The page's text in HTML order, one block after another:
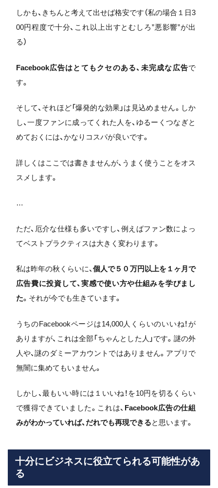
しかも、きちんと考えて出せば格安です（私の場合１日3
00円程度で十分、これ以上出すとむしろ”悪影響”が出
る）
Facebook広告はとてもクセのある、未完成な広告で
す。
そして、それほど「爆発的な効果」は見込めません。しか
し、一度ファンに成ってくれた人を、ゆるーくつなぎと
めておくには、かなりコスパが良いです。
詳しくはここでは書きませんが、うまく使うことをオス
スメします。
…
ただ、厄介な仕様も多いですし、例えばファン数によっ
てベストプラクティスは大きく変わります。
私は昨年の秋くらいに、個人で５０万円以上を１ヶ月で
広告費に投資して、実感で使い方や仕組みを学びまし
た。それが今でも生きています。
うちのFacebookページは14,000人くらいのいいね！が
ありますが、これは全部「ちゃんとした人」です。謎の外
人や、謎のダミーアカウントではありません。アプリで
無闇に集めてもいません。
しかし、最もいい時には１いいね！を10円を切るくらい
で獲得できていました。これは、 Facebook広告の仕組
みがわかっていれば、だれでも再現できると思います。
十分にビジネスに役立てられる可能性があ
る